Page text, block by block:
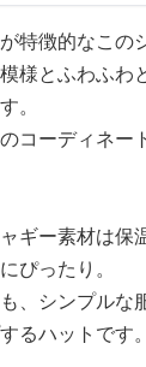
特徴的なこの
様とふわふわ
。
コーディネー
ギー素材は保
ぴったり。
、シンプルな
るハットです。